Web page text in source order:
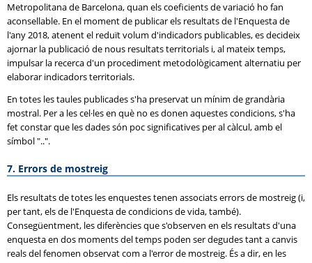
Metropolitana de Barcelona, quan els coeficients de variació ho fan
aconsellable. En el moment de publicar els resultats de l'Enquesta de
l'any 2018, atenent el reduït volum d'indicadors publicables, es decideix
ajornar la publicació de nous resultats territorials i, al mateix temps,
impulsar la recerca d'un procediment metodològicament alternatiu per
elaborar indicadors territorials.
En totes les taules publicades s'ha preservat un mínim de grandària
mostral. Per a les cel·les en què no es donen aquestes condicions, s'ha
fet constar que les dades són poc significatives per al càlcul, amb el
símbol "..".
7. Errors de mostreig
Els resultats de totes les enquestes tenen associats errors de mostreig (i,
per tant, els de l'Enquesta de condicions de vida, també).
Consegüentment, les diferències que s'observen en els resultats d'una
enquesta en dos moments del temps poden ser degudes tant a canvis
reals del fenomen observat com a l'error de mostreig. És a dir, en les